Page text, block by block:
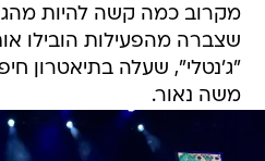
מקרוב כמה קשה להיות
שצברה מהפעילות הובילו
"ג'נטלי", שעלה בתיאטרון
משה נאור.